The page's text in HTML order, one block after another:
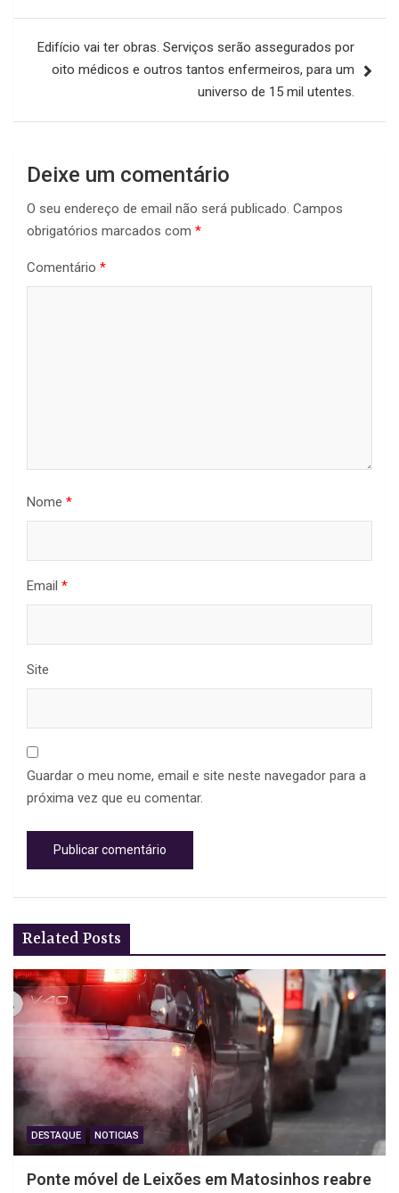
Edifício vai ter obras. Serviços serão assegurados por
oito médicos e outros tantos enfermeiros, para um
universo de 15 mil utentes.
Deixe um comentário
O seu endereço de email não será publicado. Campos
obrigatórios marcados com *
Comentário *
Nome *
Email *
Site
Guardar o meu nome, email e site neste navegador para a
próxima vez que eu comentar.
Related Posts
DESTAQUE NOTICIAS
Ponte móvel de Leixões em Matosinhos reabre